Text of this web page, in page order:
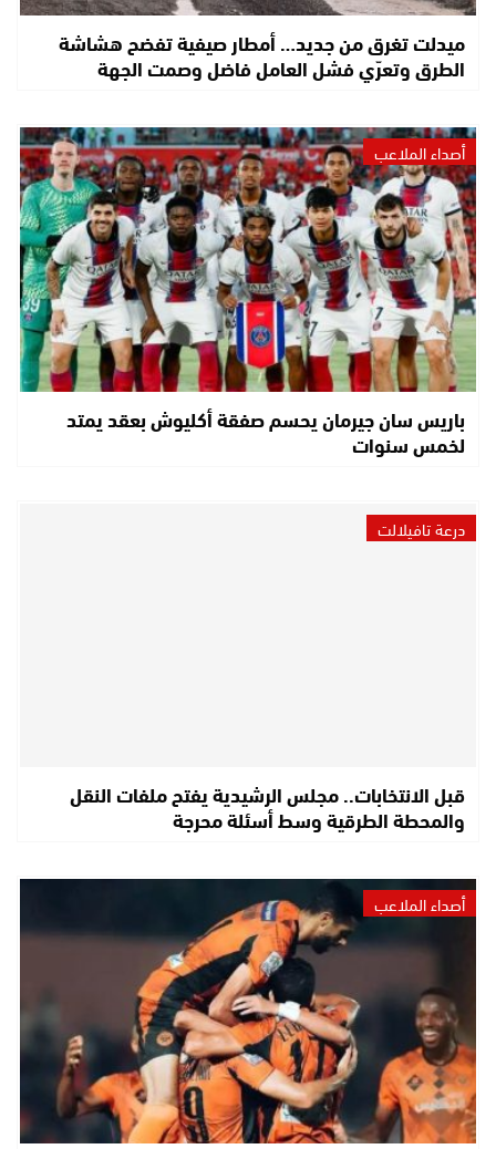
ميدلت تغرق من جديد… أمطار صيفية تفضح هشاشة
الطرق وتعرّي فشل العامل فاضل وصمت الجهة
أصداء الملاعب
باريس سان جيرمان يحسم صفقة أكليوش بعقد يمتد
لخمس سنوات
درعة تافيلالت
قبل الانتخابات.. مجلس الرشيدية يفتح ملفات النقل
والمحطة الطرقية وسط أسئلة محرجة
أصداء الملاعب